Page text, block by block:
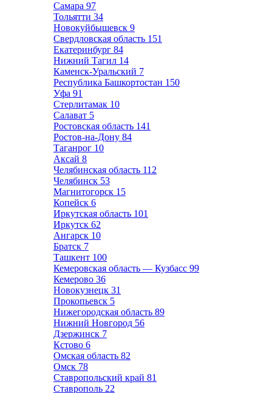
Самара 97
Тольятти 34
Новокуйбышевск 9
Свердловская область 151
Екатеринбург 84
Нижний Тагил 14
Каменск-Уральский 7
Республика Башкортостан 150
Уфа 91
Стерлитамак 10
Салават 5
Ростовская область 141
Ростов-на-Дону 84
Таганрог 10
Аксай 8
Челябинская область 112
Челябинск 53
Магнитогорск 15
Копейск 6
Иркутская область 101
Иркутск 62
Ангарск 10
Братск 7
Ташкент 100
Кемеровская область — Кузбасс 99
Кемерово 36
Новокузнецк 31
Прокопьевск 5
Нижегородская область 89
Нижний Новгород 56
Дзержинск 7
Кстово 6
Омская область 82
Омск 78
Ставропольский край 81
Ставрополь 22